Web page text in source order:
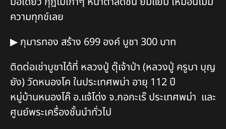
ความทุกข์เลย
▶ กุมารทอง สร้าง 699 องค์ บูชา 300 บาท
ติดต่อเช่าบูชาได้ที่ หลวงปู่ ตุ๊เจ้าป่า (หลวงปู่ ครูบา บุญ
ยัง) วัดหนองโค ในประเทศพม่า อายุ 112 ปี
หมู่บ้านหนองโค๊ อ.แจ้โด่ง จ.กอกะเร๊ ประเทศพม่า และ
ศูนย์พระเครื่องชั้นนำทั่วไป